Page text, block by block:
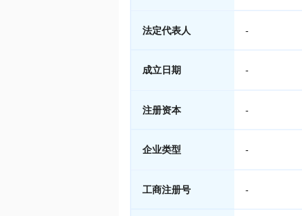
法定代表人 -
成立日期 -
注册资本 -
企业类型 -
工商注册号 -